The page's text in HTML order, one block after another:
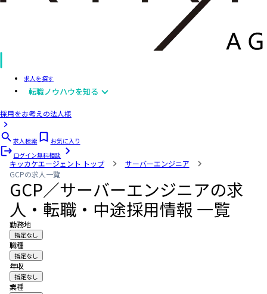
求人を探す
転職ノウハウを知る
採用をお考えの法人様
求人検索
お気に入り
ログイン無料相談
キッカケエージェント トップ
サーバーエンジニア
GCPの求人一覧
GCP／サーバーエンジニアの求
人・転職・中途採用情報 一覧
勤務地
指定なし
職種
指定なし
年収
指定なし
業種